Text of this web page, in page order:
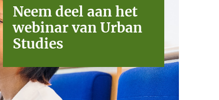
Neem deel aan het
webinarvan Urban
Studies